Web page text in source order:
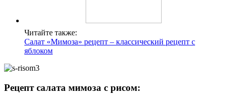
Читайте также:
Салат «Мимоза» рецепт – классический рецепт с
яблоком
Рецепт салата мимоза с рисом: